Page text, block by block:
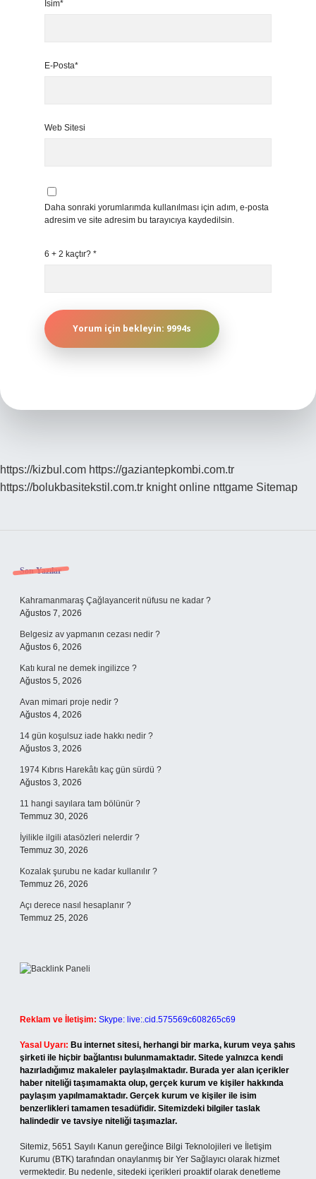
İsim*
E-Posta*
Web Sitesi
Daha sonraki yorumlarımda kullanılması için adım, e-posta
adresim ve site adresim bu tarayıcıya kaydedilsin.
6 + 2 kaçtır? *
https://kizbul.com https://gaziantepkombi.com.tr
https://bolukbasitekstil.com.tr knight online nttgame Sitemap
Sidebar
Son Yazılar
Kahramanmaraş Çağlayancerit nüfusu ne kadar ?
Ağustos 7, 2026
Belgesiz av yapmanın cezası nedir ?
Ağustos 6, 2026
Katı kural ne demek ingilizce ?
Ağustos 5, 2026
Avan mimari proje nedir ?
Ağustos 4, 2026
14 gün koşulsuz iade hakkı nedir ?
Ağustos 3, 2026
1974 Kıbrıs Harekâtı kaç gün sürdü ?
Ağustos 3, 2026
11 hangi sayılara tam bölünür ?
Temmuz 30, 2026
İyilikle ilgili atasözleri nelerdir ?
Temmuz 30, 2026
Kozalak şurubu ne kadar kullanılır ?
Temmuz 26, 2026
Açı derece nasıl hesaplanır ?
Temmuz 25, 2026
Reklam ve İletişim: Skype: live:.cid.575569c608265c69
Yasal Uyarı: Bu internet sitesi, herhangi bir marka, kurum veya şahıs
şirketi ile hiçbir bağlantısı bulunmamaktadır. Sitede yalnızca kendi
hazırladığımız makaleler paylaşılmaktadır. Burada yer alan içerikler
haber niteliği taşımamakta olup, gerçek kurum ve kişiler hakkında
paylaşım yapılmamaktadır. Gerçek kurum ve kişiler ile isim
benzerlikleri tamamen tesadüfidir. Sitemizdeki bilgiler taslak
halindedir ve tavsiye niteliği taşımazlar.
Sitemiz, 5651 Sayılı Kanun gereğince Bilgi Teknolojileri ve İletişim
Kurumu (BTK) tarafından onaylanmış bir Yer Sağlayıcı olarak hizmet
vermektedir. Bu nedenle, sitedeki içerikleri proaktif olarak denetleme